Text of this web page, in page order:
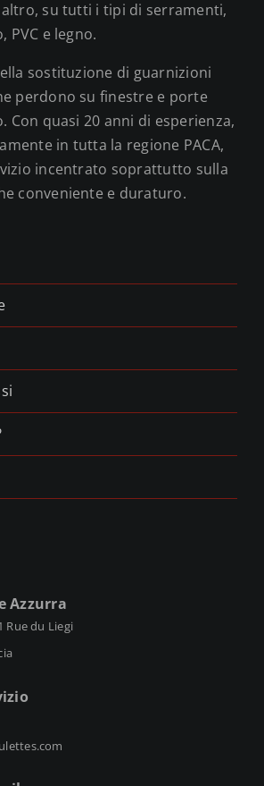
su tutti i tipi di serramenti,
PVC e legno.
sostituzione di guarnizioni
perdono su finestre e porte
Con quasi 20 anni di esperienza,
in tutta la regione PACA,
incentrato soprattutto sulla
conveniente e duraturo.
Azzurra
Rue du Liegi